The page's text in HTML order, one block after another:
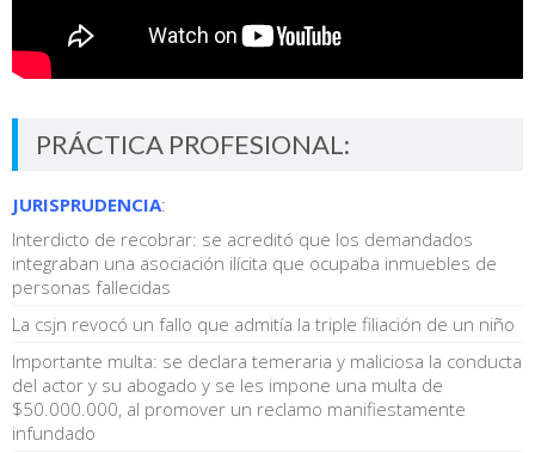
PRÁCTICA PROFESIONAL:
JURISPRUDENCIA:
Interdicto de recobrar: se acreditó que los demandados
integraban una asociación ilícita que ocupaba inmuebles de
personas fallecidas
La csjn revocó un fallo que admitía la triple filiación de un niño
Importante multa: se declara temeraria y maliciosa la conducta
del actor y su abogado y se les impone una multa de
$50.000.000, al promover un reclamo manifiestamente
infundado